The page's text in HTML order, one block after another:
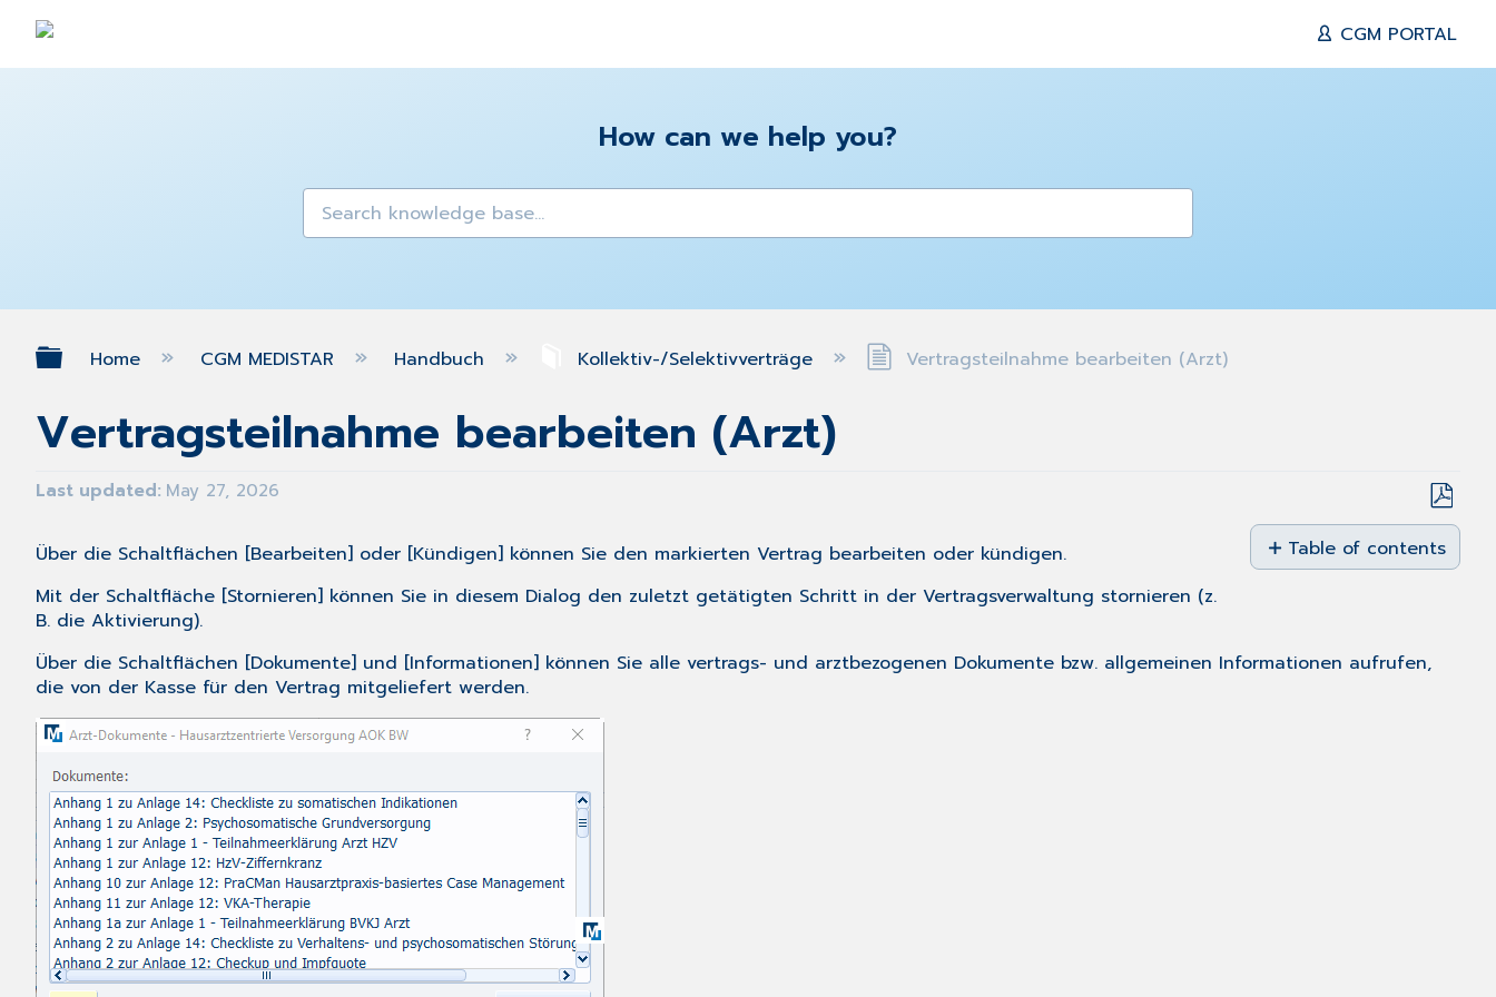
CGM PORTAL
How can we help you?
Expand/collapse global hierarchy
Home CGM MEDISTAR Handbuch Kollektiv-/Selektivverträge Vertragsteilnahme bearbeiten (Arzt)
Vertragsteilnahme bearbeiten (Arzt)
Last updated May 27, 2026
Save
as
PDF
Table of contents
No
Über die Schaltflächen [Bearbeiten] oder [Kündigen] können Sie den markierten Vertrag bearbeiten oder kündigen.
Mit der Schaltfläche [Stornieren] können Sie in diesem Dialog den zuletzt getätigten Schritt in der Vertragsverwaltung stornieren (z.
B. die Aktivierung).
Über die Schaltflächen [Dokumente] und [Informationen] können Sie alle vertrags- und arztbezogenen Dokumente bzw. allgemeinen Informationen aufrufen,
die von der Kasse für den Vertrag mitgeliefert werden.